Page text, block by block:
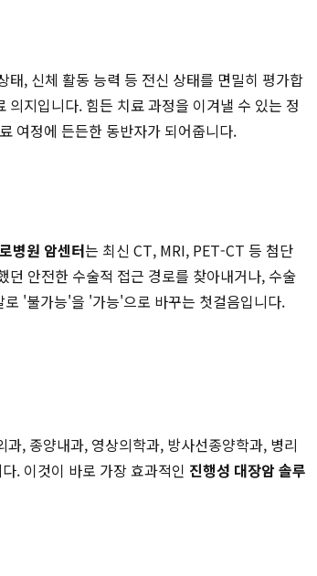
, 신체 활동 능력 등 전신 상태를 면밀히 평가합
지입니다. 힘든 치료 과정을 이겨낼 수 있는 정
여정에 든든한 동반자가 되어줍니다.
병원 암센터는 최신 CT, MRI, PET-CT 등 첨단
안전한 수술적 접근 경로를 찾아내거나, 수술
'불가능'을 '가능'으로 바꾸는 첫걸음입니다.
과, 종양내과, 영상의학과, 방사선종양학과, 병리
. 이것이 바로 가장 효과적인 진행성 대장암 솔루